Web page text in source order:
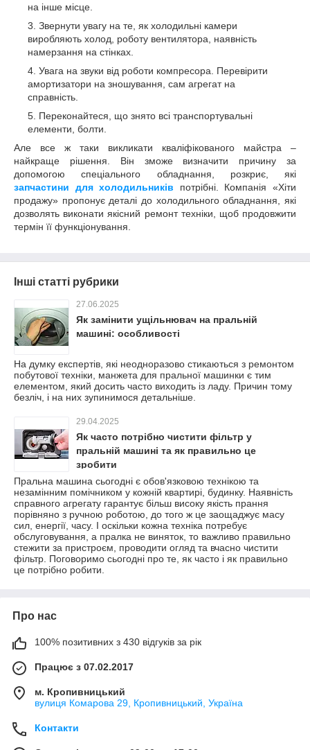
на інше місце.
Звернути увагу на те, як холодильні камери
виробляють холод, роботу вентилятора, наявність
намерзання на стінках.
Увага на звуки від роботи компресора. Перевірити
амортизатори на зношування, сам агрегат на
справність.
Переконайтеся, що знято всі транспортувальні
елементи, болти.
Але все ж таки викликати кваліфікованого майстра –
найкраще рішення. Він зможе визначити причину за
допомогою спеціального обладнання, розкриє, які
запчастини для холодильників потрібні. Компанія «Хіти
продажу» пропонує деталі до холодильного обладнання, які
дозволять виконати якісний ремонт техніки, щоб продовжити
термін її функціонування.
Інші статті рубрики
27.06.2025
Як замінити ущільнювач на пральній
машині: особливості
На думку експертів, які неодноразово стикаються з ремонтом
побутової техніки, манжета для пральної машинки є тим
елементом, який досить часто виходить із ладу. Причин тому
безліч, і на них зупинимося детальніше.
29.04.2025
Як часто потрібно чистити фільтр у
пральній машині та як правильно це
зробити
Пральна машина сьогодні є обов'язковою технікою та
незамінним помічником у кожній квартирі, будинку. Наявність
справного агрегату гарантує більш високу якість прання
порівняно з ручною роботою, до того ж це заощаджує масу
сил, енергії, часу. І оскільки кожна техніка потребує
обслуговування, а пралка не виняток, то важливо правильно
стежити за пристроєм, проводити огляд та вчасно чистити
фільтр. Поговоримо сьогодні про те, як часто і як правильно
це потрібно робити.
Про нас
100% позитивних з 430 відгуків за рік
Працює з 07.02.2017
м. Кропивницький
вулиця Комарова 29, Кропивницький, Україна
Контакти